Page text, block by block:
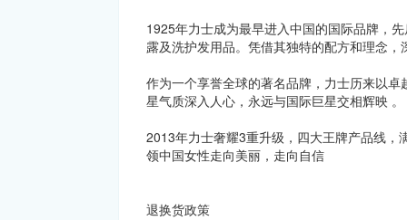
1925年力士成为最早进入中国的国际品牌，
露及洗护发用品。凭借其独特的配方和理念，
作为一个享誉全球的著名品牌，力士历来以卓
星气质深入人心，永远与国际巨星交相辉映 。
2013年力士奢耀3重升级，四大王牌产品线，
领中国女性走向美丽，走向自信
退换货政策